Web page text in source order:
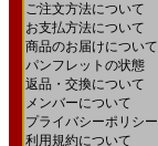
ご注文方法について
お支払方法について
商品のお届けについて
パンフレットの状態
返品・交換について
メンバーについて
プライバシーポリシー
利用規約について